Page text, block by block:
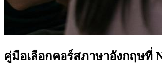
คู่มือเลือกคอร์สภาษาอังกฤษที่